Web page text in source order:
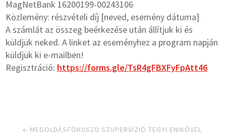
MagNetBank 16200199-00243106
Közlemény: részvételi díj [neved, esemény dátuma]
A számlát az összeg beérkezése után állítjuk ki és
küldjük neked. A linket az eseményhez a program napján
küldjük ki e-mailben!
Regisztráció: https://forms.gle/TsR4gFBXFyFpAtt46
← MEGOLDÁSFÓKUSZÚ SZUPERVÍZIÓ TEGYI ENIKŐVEL